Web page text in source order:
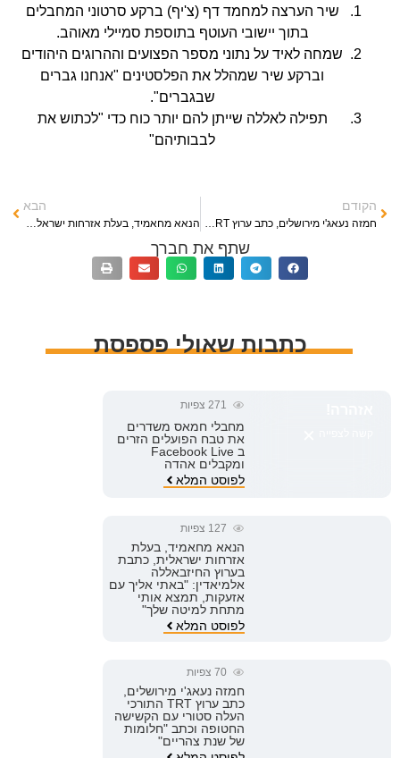
שיר הערצה למחמד דף (צ'יף) ברקע סרטוני המחבלים
בתוך יישובי העוטף בתוספת סמיילי מאוהב.
שמחה לאיד על נתוני מספר הפצועים וההרוגים היהודים
וברקע שיר שמהלל את הפלסטינים "אנחנו גברים
שבגברים".
תפילה לאללה שייתן להם יותר כוח כדי "לכתוש את
לבבותיהם"
הקודם הבא
שתף את חברך
כתבות שאולי פספסת
271 צפיות
מחבלי חמאס משדרים
את טבח הפועלים הזרים
ב Facebook Live
ומקבלים אהדה
לפוסט המלא
127 צפיות
הנאא מחאמיד, בעלת
אזרחות ישראלית, כתבת
בערוץ החיזבאללה
אלמיאדין: "באתי אליך עם
אזעקות, תמצא אותי
מתחת למיטה שלך"
לפוסט המלא
70צפיות
חמזה נעאג'י מירושלים,
כתב ערוץ TRT התורכי
העלה סטורי עם הקשישה
החטופה וכתב "חלומות
של שנת צהריים"